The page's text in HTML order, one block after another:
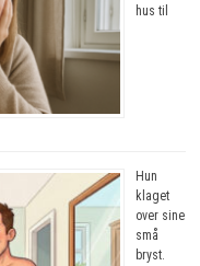
hus til
Hun
klaget
over sine
små
bryst.